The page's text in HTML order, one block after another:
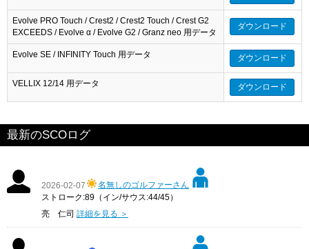
Evolve PRO Touch / Crest2 / Crest2 Touch / Crest G2
EXCEEDS / Evolve α / Evolve G2 / Granz neo 用データ
ダウンロード
Evolve SE / INFINITY Touch 用データ ダウンロード
VELLIX 12/14 用データ ダウンロード
最新のSCOログ
2026-02-07
名無しのゴルファーさん
ストローク:89（イン/サウス:44/45）
亮 仁司 詳細を見る ＞